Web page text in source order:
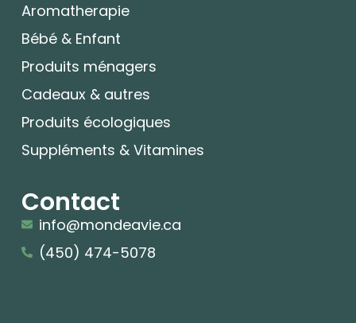
Aromatherapie
Bébé & Enfant
Produits ménagers
Cadeaux & autres
Produits écologiques
Suppléments & Vitamines
Contact
info@mondeavie.ca
(450) 474-5078